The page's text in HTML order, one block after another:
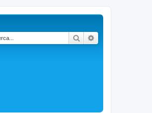
Cerca